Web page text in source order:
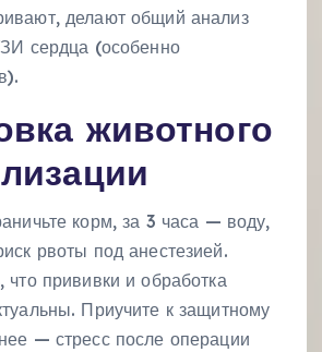
делают общий анализ
сердца (особенно
животного
корм, за 3 часа — воду,
рвоты под анестезией.
что прививки и обработка
Приучите к защитному
— стресс после операции